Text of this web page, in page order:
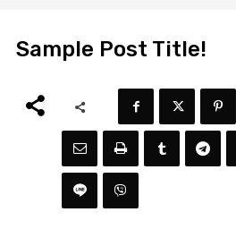
Sample Post Title!